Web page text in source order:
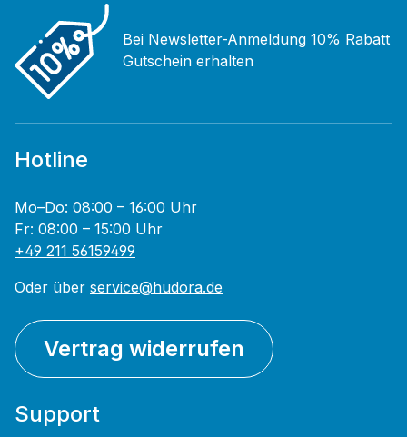
Bei Newsletter-Anmeldung 10% Rabatt
Gutschein erhalten
Hotline
Mo–Do: 08:00 – 16:00 Uhr
Fr: 08:00 – 15:00 Uhr
+49 211 56159499
Oder über service@hudora.de
Vertrag widerrufen
Support